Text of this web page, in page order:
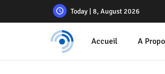
Today | 8, August 2026
Accueil A